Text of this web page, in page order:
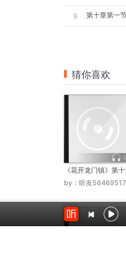
9 第十章第一
猜你喜欢
《花开龙门镇》第
by： 听友